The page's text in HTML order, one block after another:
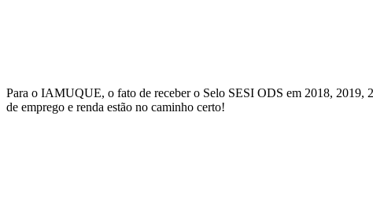
Para o IAMUQUE, o fato de receber o Selo SESI ODS em 2018, 2019,
de emprego e renda estão no caminho certo!